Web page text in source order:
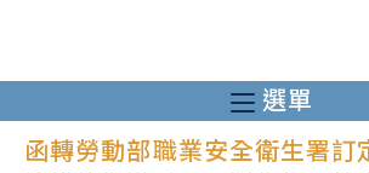
至
主
選單
函轉勞動部職業安全衛生署訂